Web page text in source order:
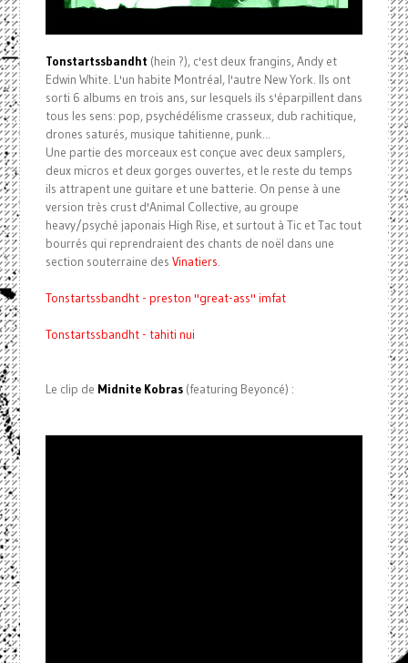
Tonstartssbandht (hein ?), c'est deux frangins, Andy et
Edwin White. L'un habite Montréal, l'autre New York. Ils ont
sorti 6 albums en trois ans, sur lesquels ils s'éparpillent dans
tous les sens: pop, psychédélisme crasseux, dub rachitique,
drones saturés, musique tahitienne, punk...
Une partie des morceaux est conçue avec deux samplers,
deux micros et deux gorges ouvertes, et le reste du temps
ils attrapent une guitare et une batterie. On pense à une
version très crust d'Animal Collective, au groupe
heavy/psyché japonais High Rise, et surtout à Tic et Tac tout
bourrés qui reprendraient des chants de noël dans une
section souterraine des Vinatiers.
Tonstartssbandht - preston ''great-ass'' imfat
Tonstartssbandht - tahiti nui
Le clip de Midnite Kobras(featuring Beyoncé) :